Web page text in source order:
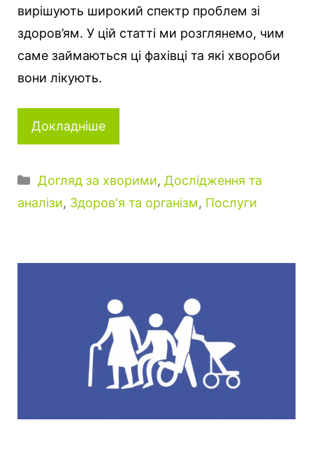
вирішують широкий спектр проблем зі
здоров’ям. У цій статті ми розглянемо, чим
саме займаються ці фахівці та які хвороби
вони лікують.
Докладніше
К
а
Догляд за хворими, Дослідження та
аналізи, Здоров'я та організм, Послуги